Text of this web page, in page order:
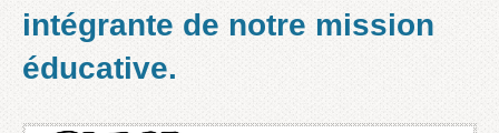
intégrante de notre mission
éducative.